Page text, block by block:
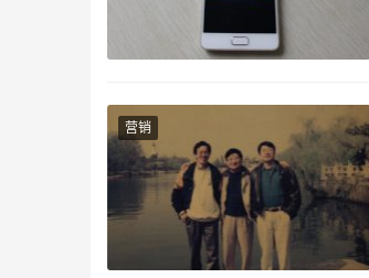
营销